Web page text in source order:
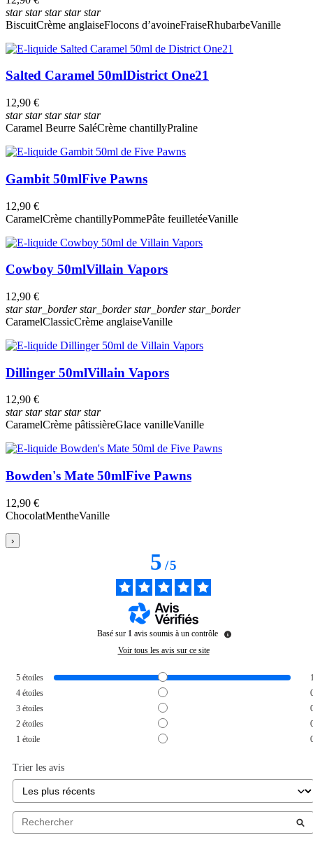
starstarstarstarstar
BiscuitCrème anglaiseFlocons d’avoineFraiseRhubarbeVanille
Salted Caramel 50mlDistrict One21
12,90 €
starstarstarstarstar
Caramel Beurre SaléCrème chantillyPraline
Gambit 50mlFive Pawns
12,90 €
CaramelCrème chantillyPommePâte feuilletéeVanille
Cowboy 50mlVillain Vapors
12,90 €
starstar_borderstar_borderstar_borderstar_border
CaramelClassicCrème anglaiseVanille
Dillinger 50mlVillain Vapors
12,90 €
starstarstarstarstar
CaramelCrème pâtissièreGlace vanilleVanille
Bowden's Mate 50mlFive Pawns
12,90 €
ChocolatMentheVanille
›
5/5
Basé sur 1 avis soumis à un contrôle
Voir tous les avis sur ce site
5 étoiles
4 étoiles
3 étoiles
2 étoiles
1 étoile
Trier les avis